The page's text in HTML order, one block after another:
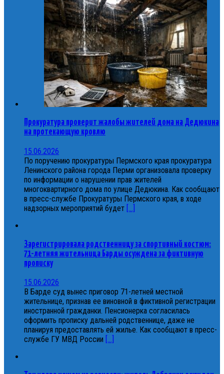
Прокуратура проверит жалобы жителей дома на Дедюкина
на протекающую кровлю
15.06.2026
По поручению прокуратуры Пермского края прокуратура
Ленинского района города Перми организовала проверку
по информации о нарушении прав жителей
многоквартирного дома по улице Дедюкина. Как сообщают
в пресс-службе Прокуратуры Пермского края, в ходе
надзорных мероприятий будет [...]
Зарегистрировала родственницу за спортивный костюм:
71-летняя жительница Барды осуждена за фиктивную
прописку
15.06.2026
В Барде суд вынес приговор 71-летней местной
жительнице, признав ее виновной в фиктивной регистрации
иностранной гражданки. Пенсионерка согласилась
оформить прописку дальней родственнице, даже не
планируя предоставлять ей жилье. Как сообщают в пресс-
службе ГУ МВД России [...]